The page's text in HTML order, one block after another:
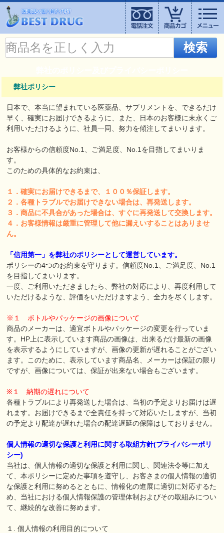
検索
弊社ポリシー
日本で、本当に望まれている医薬品、サプリメントを、できるだけ
早く、確実にお届けできるように、また、日本のお客様に末永くご
利用いただけるように、社員一同、努力を傾注してまいります。
お客様からの信頼度No.1、ご満足度、No.1を目指してまいりま
す。
このための具体的なお約束は、
１．確実にお届けできるまで、１００％保証します。
２．各種トラブルでお届けできない場合は、再発送します。
３．商品に不具合があった場合は、すぐに再発送して交換します。
４．お客様情報は厳重に管理して他に漏えいすることはありませ
ん。
「信用第一」を弊社のポリシーとして運営しています。
ポリシーの4つのお約束を守ります。信頼度No.1、ご満足度、No.1
を目指してまいります。
一度、ご利用いただきましたら、弊社の対応により、再度利用して
いただけるような、評価をいただけますよう、全力を尽くします。
※１
ボトルやパッケージの画像について
商品のメーカーは、適宜ボトルやパッケージの変更を行っていま
す。HP上に表示しています商品の画像は、出来るだけ最新の画像
を表示するようにしていますが、画像の更新が遅れることがござい
ます。このために、表示しています商品名、メーカーは保証の限り
ですが、画像については、保証が出来ない場合もございます。
※１
納期の遅れについて
各種トラブルにより再発送した場合は、当初の予定よりお届けは遅
れます。お届けできるまで全責任を持って対応いたしますが、当初
の予定より配達が遅れた場合の配達遅延の保障はしておりません。
個人情報の適切な保護と利用に関する取組方針(プライバシーポリ
シー)
当社は、個人情報の適切な保護と利用に関し、関連法令等に加え
て、本ポリシーに定めた事項を遵守し、お客さまの個人情報の適切
な保護と利用に努めるとともに、情報化の進展に適切に対応するた
め、当社における個人情報保護の管理体制およびその取組みについ
て、継続的な改善に努めます。
１. 個人情報の利用目的について